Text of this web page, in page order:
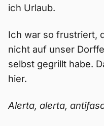
ich Urlaub.
Ich war so frustriert,
nicht auf unser
selbst gegrillt habe.
hier.
Alerta, alerta,